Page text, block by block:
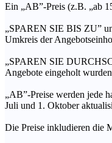
Ein „AB”-Preis (z.B. „ab
„SPAREN SIE BIS ZU”
Umkreis der
„SPAREN SIE
Angebote eingeholt
„AB”-Preise werden jede
Juli und 1. Oktober
Die Preise inkludieren die